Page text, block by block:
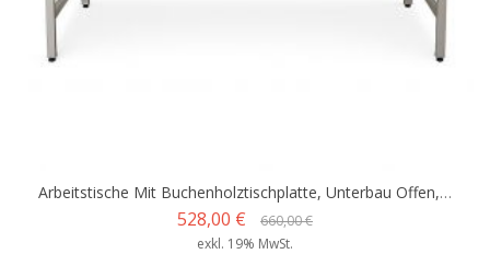
Arbeitstische Mit Buchenholztischplatte, Unterbau Offen, Unterfahrbar, Breite Von 1000 - 2400mm, Tischtiefe: 800mm
528,00 €
660,00 €
exkl. 19% MwSt.